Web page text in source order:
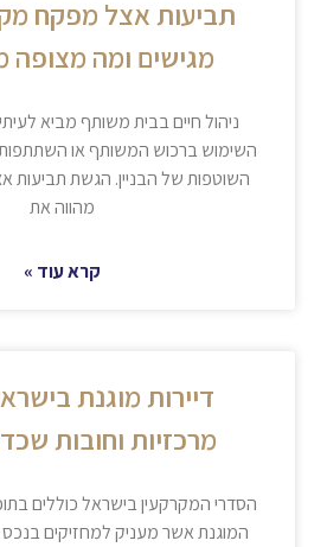
תביעות אצל מפקח
מגישים ומה מצופה
ניהול חיים בבית משותף מביא
השימוש ברכוש המשותף או
השוטפות של הבניין. הגשת תביעות
מהווה את
קרא עוד »
דיירות מוגנת
מרכזיות וחובות
הסדרי המקרקעין בישראל כוללים
המוגנת אשר מעניק למחזיקים